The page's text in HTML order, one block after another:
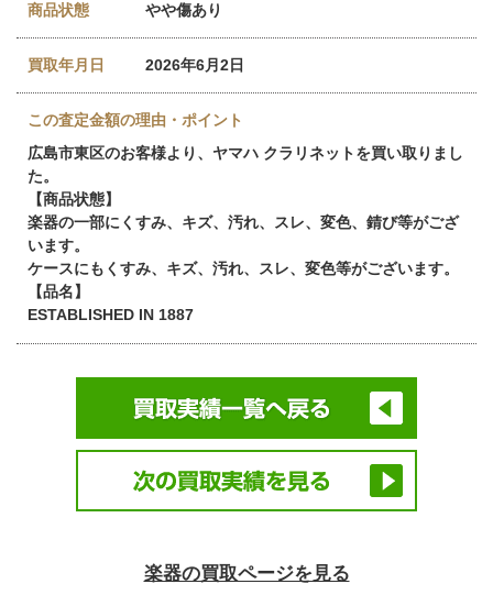
商品状態 やや傷あり
買取年月日 2026年6月2日
この査定金額の理由・ポイント
広島市東区のお客様より、ヤマハ クラリネットを買い取りまし
た。
【商品状態】
楽器の一部にくすみ、キズ、汚れ、スレ、変色、錆び等がござ
います。
ケースにもくすみ、キズ、汚れ、スレ、変色等がございます。
【品名】
ESTABLISHED IN 1887
楽器の買取ページを見る